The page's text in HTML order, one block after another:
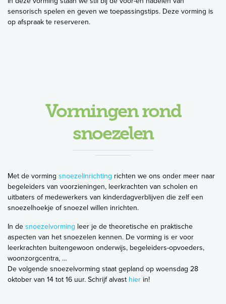
sensorisch spelen en geven we toepassingstips. Deze vorming is
op afspraak te reserveren.
Vormingen rond
snoezelen
Met de vorming snoezelinrichting richten we ons onder meer naar
begeleiders van voorzieningen, leerkrachten van scholen en
uitbaters of medewerkers van kinderdagverblijven die zelf een
snoezelhoekje of snoezel willen inrichten.
In de snoezelvorming leer je de theoretische en praktische
aspecten van het snoezelen kennen. De vorming is er voor
leerkrachten buitengewoon onderwijs, begeleiders-opvoeders,
woonzorgcentra, …
De volgende snoezelvorming staat gepland op woensdag 28
oktober van 14 tot 16 uur. Schrijf alvast hier in!